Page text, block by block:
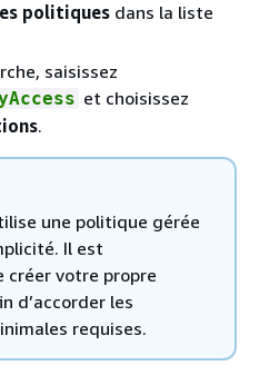
politiques dans la liste
saisissez
et choisissez
.
une politique gérée
Il est
créer votre propre
d’accorder les
requises.